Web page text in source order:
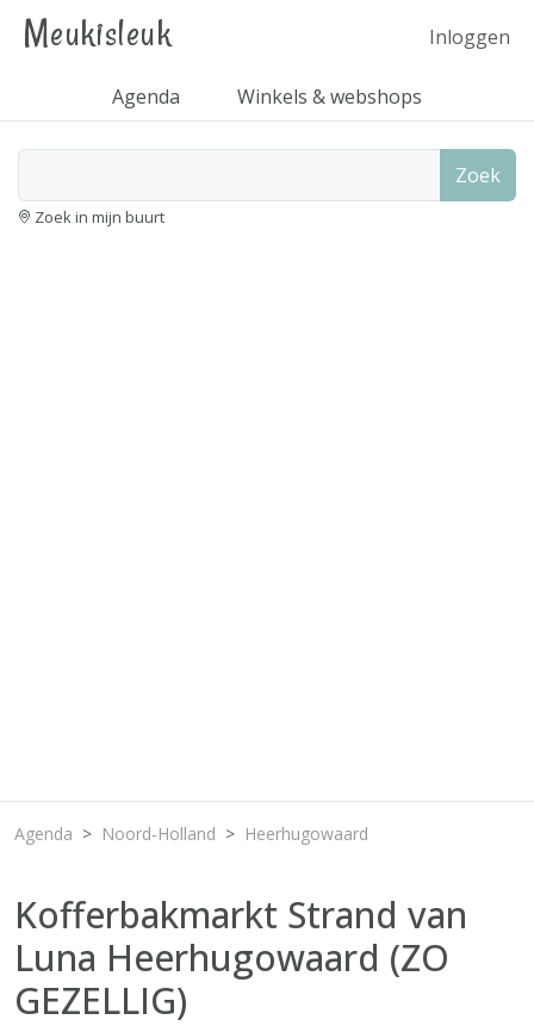
Meukisleuk Inloggen
Agenda Winkels & webshops
Zoek
Zoek in mijn buurt
Agenda Noord-Holland Heerhugowaard
Kofferbakmarkt Strand van
Luna Heerhugowaard (ZO
GEZELLIG)